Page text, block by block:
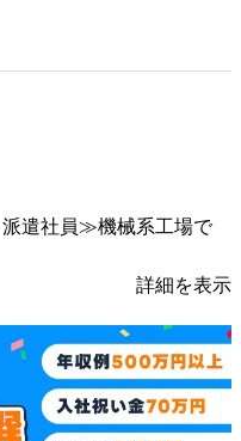
遣社員≫機械系工場で
詳細を表示